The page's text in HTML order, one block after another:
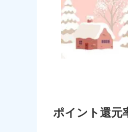
ポイント還元